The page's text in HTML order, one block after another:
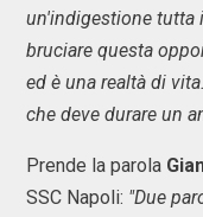
un'indigestione tutta
bruciare questa
ed è una realtà di
che deve durare un
Prende la parola
SSC Napoli: "Due